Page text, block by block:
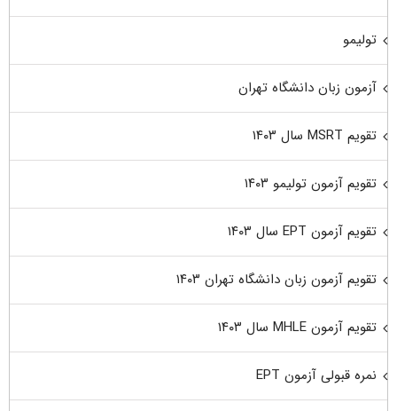
تولیمو
آزمون زبان دانشگاه تهران
تقویم MSRT سال ۱۴۰۳
تقویم آزمون تولیمو ۱۴۰۳
تقویم آزمون EPT سال ۱۴۰۳
تقویم آزمون زبان دانشگاه تهران ۱۴۰۳
تقویم آزمون MHLE سال ۱۴۰۳
نمره قبولی آزمون EPT